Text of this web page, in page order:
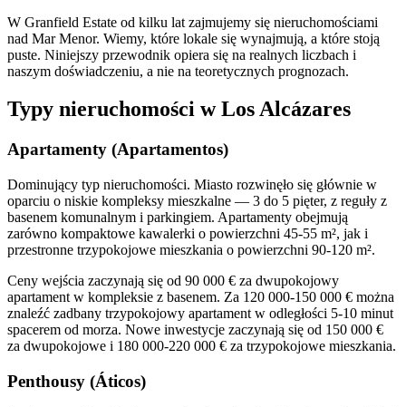
W Granfield Estate od kilku lat zajmujemy się nieruchomościami
nad Mar Menor. Wiemy, które lokale się wynajmują, a które stoją
puste. Niniejszy przewodnik opiera się na realnych liczbach i
naszym doświadczeniu, a nie na teoretycznych prognozach.
Typy nieruchomości w Los Alcázares
Apartamenty (Apartamentos)
Dominujący typ nieruchomości. Miasto rozwinęło się głównie w
oparciu o niskie kompleksy mieszkalne — 3 do 5 pięter, z reguły z
basenem komunalnym i parkingiem. Apartamenty obejmują
zarówno kompaktowe kawalerki o powierzchni 45-55 m², jak i
przestronne trzypokojowe mieszkania o powierzchni 90-120 m².
Ceny wejścia zaczynają się od 90 000 € za dwupokojowy
apartament w kompleksie z basenem. Za 120 000-150 000 € można
znaleźć zadbany trzypokojowy apartament w odległości 5-10 minut
spacerem od morza. Nowe inwestycje zaczynają się od 150 000 €
za dwupokojowe i 180 000-220 000 € za trzypokojowe mieszkania.
Penthousy (Áticos)